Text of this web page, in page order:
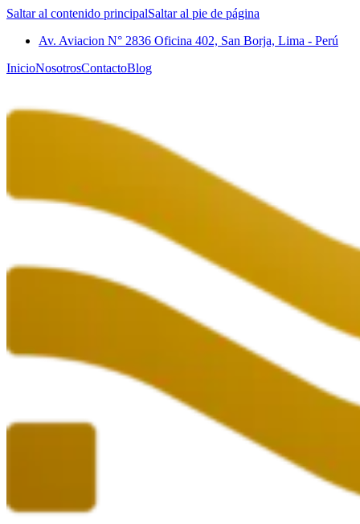
Saltar al contenido principalSaltar al pie de página
Av. Aviacion N° 2836 Oficina 402, San Borja, Lima - Perú
InicioNosotrosContactoBlog